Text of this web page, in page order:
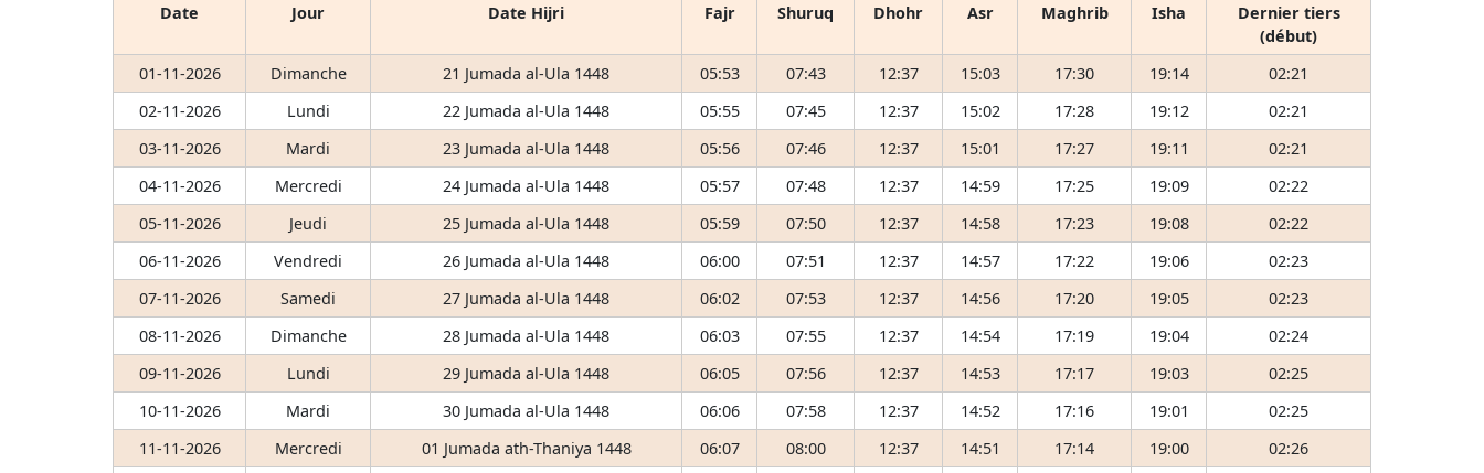
Date Jour Date Hijri Fajr Shuruq Dhohr Asr Maghrib Isha
Dernier tiers
(début)
01-11-2026
Dimanche 21 Jumada al-Ula 1448 05:53 07:43 12:37 15:03 17:30 19:14
02:21
02-11-2026
Lundi 22 Jumada al-Ula 1448 05:55 07:45 12:37 15:02 17:28 19:12
02:21
03-11-2026
Mardi 23 Jumada al-Ula 1448 05:56 07:46 12:37 15:01 17:27 19:11
02:21
04-11-2026
Mercredi 24 Jumada al-Ula 1448 05:57 07:48 12:37 14:59 17:25 19:09
02:22
05-11-2026
Jeudi 25 Jumada al-Ula 1448 05:59 07:50 12:37 14:58 17:23 19:08
02:22
06-11-2026
Vendredi 26 Jumada al-Ula 1448 06:00 07:51 12:37 14:57 17:22 19:06
02:23
07-11-2026
Samedi 27 Jumada al-Ula 1448 06:02 07:53 12:37 14:56 17:20 19:05
02:23
08-11-2026
Dimanche 28 Jumada al-Ula 1448 06:03 07:55 12:37 14:54 17:19 19:04
02:24
09-11-2026
Lundi 29 Jumada al-Ula 1448 06:05 07:56 12:37 14:53 17:17 19:03
02:25
10-11-2026
Mardi 30 Jumada al-Ula 1448 06:06 07:58 12:37 14:52 17:16 19:01
02:25
11-11-2026
Mercredi 01 Jumada ath-Thaniya 1448 06:07 08:00 12:37 14:51 17:14 19:00
02:26